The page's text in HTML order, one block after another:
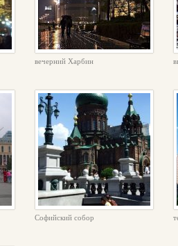
вечерний Харбин
Софийский собор